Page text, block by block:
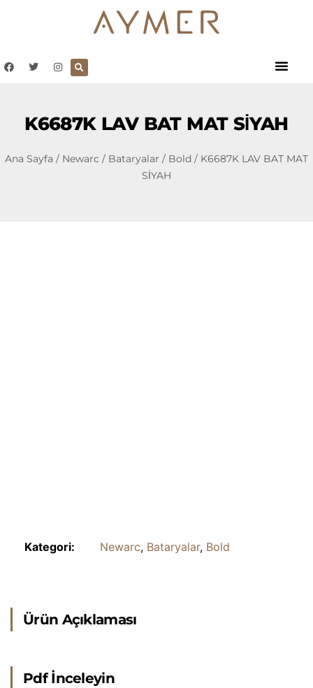
K6687K LAV BAT MAT SİYAH
Ana Sayfa / Newarc / Bataryalar / Bold / K6687K LAV BAT MAT
SİYAH
Kategori: Newarc, Bataryalar, Bold
Ürün Açıklaması
Pdf İnceleyin